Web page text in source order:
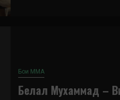
Бои ММА
Белал Мухаммад –